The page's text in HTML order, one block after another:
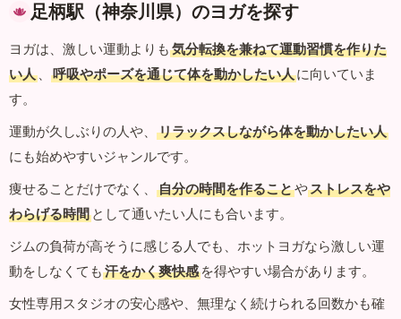
足柄駅（神奈川県）のヨガを探す
ヨガは、激しい運動よりも 気分転換を兼ねて運動習慣を作りた
い人 、 呼吸やポーズを通じて体を動かしたい人に向いていま
す。
運動が久しぶりの人や、
リラックスしながら体を動かしたい人
にも始めやすいジャンルです。
痩せることだけでなく、
自分の時間を作ることやストレスをや
わらげる時間 として通いたい人にも合います。
ジムの負荷が高そうに感じる人でも、ホットヨガなら激しい運
動をしなくても 汗をかく爽快感 を得やすい場合があります。
女性専用スタジオの安心感や、無理なく続けられる回数かも確